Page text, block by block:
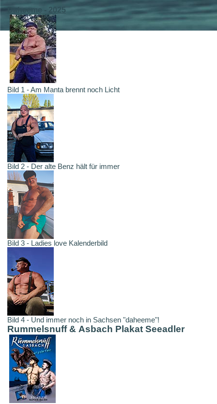
Daheeme - 2025
Bild 1 - Am Manta brennt noch Licht
Bild 2 - Der alte Benz hält für immer
Bild 3 - Ladies love Kalenderbild
Bild 4 - Und immer noch in Sachsen "daheeme"!
Rummelsnuff & Asbach Plakat Seeadler